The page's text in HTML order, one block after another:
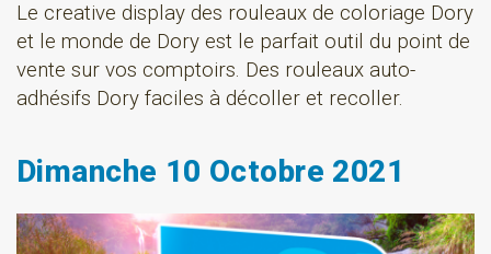
Le creative display des rouleaux de coloriage Dory
et le monde de Dory est le parfait outil du point de
vente sur vos comptoirs. Des rouleaux auto-
adhésifs Dory faciles à décoller et recoller.
Dimanche 10 Octobre 2021